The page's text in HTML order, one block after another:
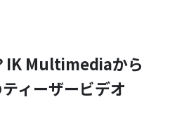
Multimediaから
ィーザービデオ